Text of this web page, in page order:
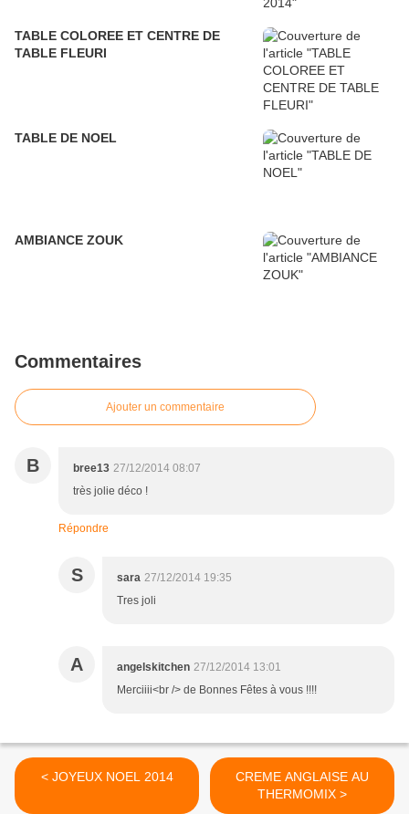
TABLE COLOREE ET CENTRE DE
TABLE FLEURI
TABLE DE NOEL
AMBIANCE ZOUK
Commentaires
Ajouter un commentaire
B bree13 27/12/2014 08:07
très jolie déco !
Répondre
S sara 27/12/2014 19:35
Tres joli
A angelskitchen 27/12/2014 13:01
Merciiii<br /> de Bonnes Fêtes à vous !!!!
< JOYEUX NOEL 2014
CREME ANGLAISE AU
THERMOMIX >